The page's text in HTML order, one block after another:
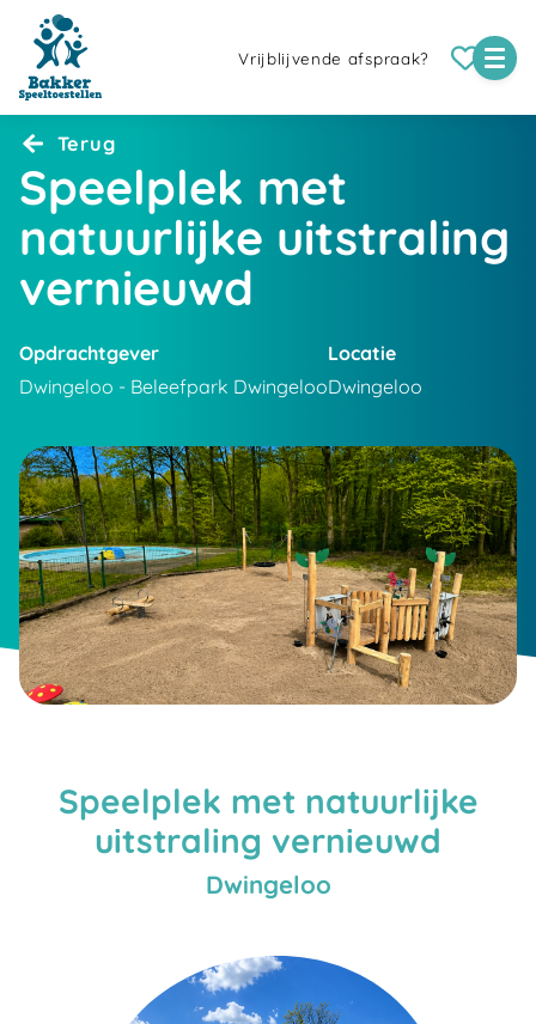
Vrijblijvende afspraak?
Terug
Speelplek met
natuurlijke uitstraling
vernieuwd
Opdrachtgever
Dwingeloo - Beleefpark Dwingeloo
Locatie
Dwingeloo
Speelplek met natuurlijke
uitstraling vernieuwd
Dwingeloo